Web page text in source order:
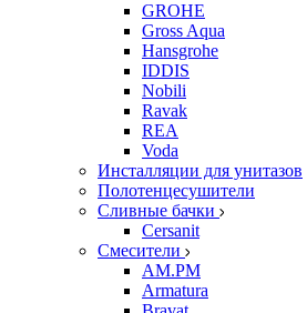
GROHE
Gross Aqua
Hansgrohe
IDDIS
Nobili
Ravak
REA
Voda
Инсталляции для унитазов
Полотенцесушители
Сливные бачки
Cersanit
Смесители
AM.PM
Armatura